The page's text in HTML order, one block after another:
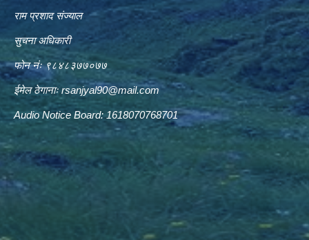
राम प्रशाद संज्याल
सुचना अधिकारी
फोन नंः ९८४८३७७०७७
ईमेल ठेगानाःrsanjyal90@mail.com
Audio Notice Board: 1618070768701